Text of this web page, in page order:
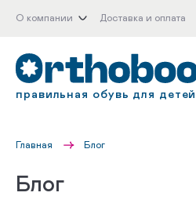
О компании Доставка и оплата
правильная обувь для детей
Главная Блог
Блог